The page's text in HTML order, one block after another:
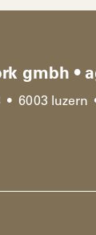
gmbh •
• 6003 luzern